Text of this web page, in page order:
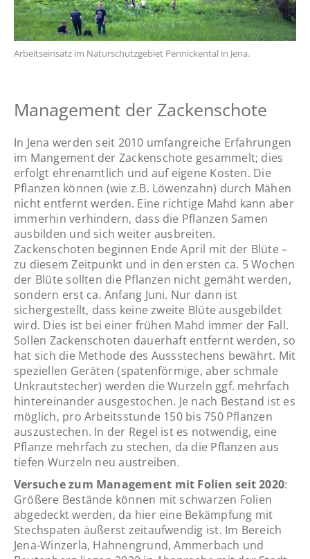
Arbeitseinsatz im Naturschutzgebiet Pennickental in Jena.
Management der Zackenschote
In Jena werden seit 2010 umfangreiche Erfahrungen
im Mangement der Zackenschote gesammelt; dies
erfolgt ehrenamtlich und auf eigene Kosten. Die
Pflanzen können (wie z.B. Löwenzahn) durch Mähen
nicht entfernt werden. Eine richtige Mahd kann aber
immerhin verhindern, dass die Pflanzen Samen
ausbilden und sich weiter ausbreiten.
Zackenschoten beginnen Ende April mit der Blüte –
zu diesem Zeitpunkt und in den ersten ca. 5 Wochen
der Blüte sollten die Pflanzen nicht gemäht werden,
sondern erst ca. Anfang Juni. Nur dann ist
sichergestellt, dass keine zweite Blüte ausgebildet
wird. Dies ist bei einer frühen Mahd immer der Fall.
Sollen Zackenschoten dauerhaft entfernt werden, so
hat sich die Methode des Aussstechens bewährt. Mit
speziellen Geräten (spatenförmige, aber schmale
Unkrautstecher) werden die Wurzeln ggf. mehrfach
hintereinander ausgestochen. Je nach Bestand ist es
möglich, pro Arbeitsstunde 150 bis 750 Pflanzen
auszustechen. In der Regel ist es notwendig, eine
Pflanze mehrfach zu stechen, da die Pflanzen aus
tiefen Wurzeln neu austreiben.
Versuche zum Management mit Folien seit 2020:
Größere Bestände können mit schwarzen Folien
abgedeckt werden, da hier eine Bekämpfung mit
Stechspaten äußerst zeitaufwendig ist. Im Bereich
Jena-Winzerla, Hahnengrund, Ammerbach und